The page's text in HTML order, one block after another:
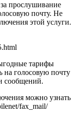
прослушивание
почту. Не
этой услуги.
тарифы
на голосовую почту
сообщений.
можно узнать
fax_mail/